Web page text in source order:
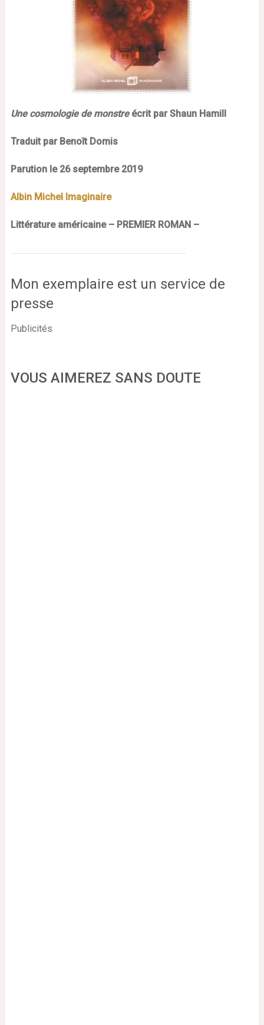
Une cosmologie de monstreécrit par Shaun Hamill
Traduit par Benoît Domis
Parution le 26 septembre 2019
Albin Michel Imaginaire
Littérature américaine – PREMIER ROMAN –
Mon exemplaire est un service de
presse
Publicités
VOUS AIMEREZ SANS DOUTE